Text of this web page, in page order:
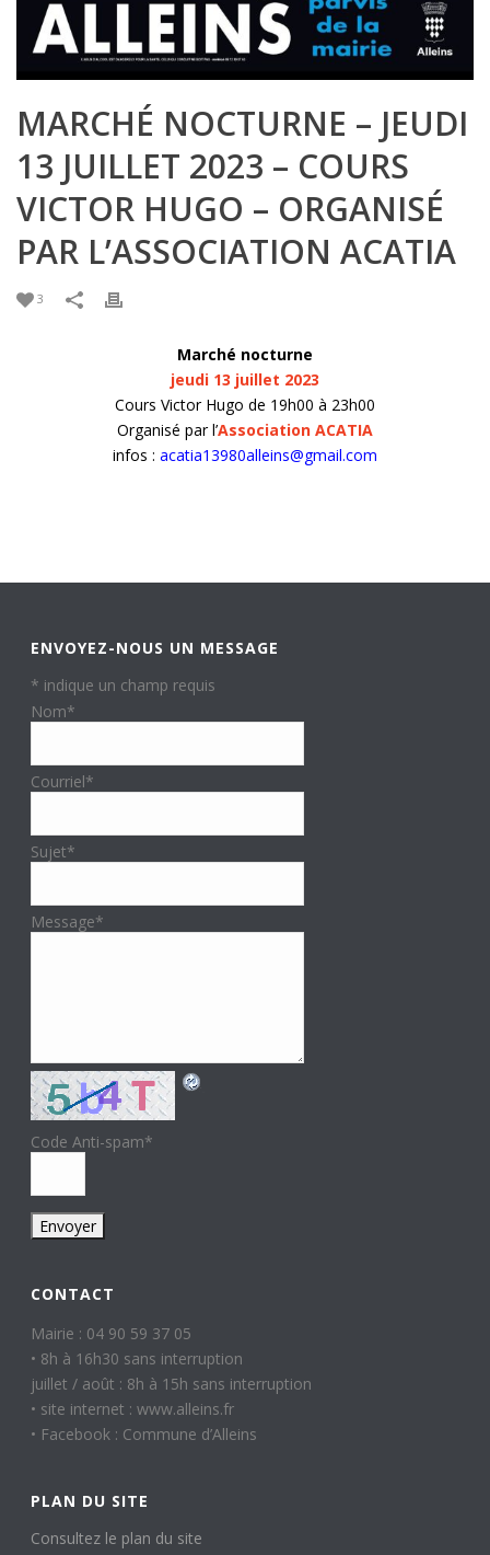
MARCHÉ NOCTURNE – JEUDI
13 JUILLET 2023 – COURS
VICTOR HUGO – ORGANISÉ
PAR L’ASSOCIATION ACATIA
3
Marché nocturne
jeudi 13 juillet 2023
Cours Victor Hugo de 19h00 à 23h00
Organisé par l’Association ACATIA
infos : acatia13980alleins@gmail.com
ENVOYEZ-NOUS UN MESSAGE
* indique un champ requis
Nom*
Courriel*
Sujet*
Message*
Code Anti-spam*
CONTACT
Mairie : 04 90 59 37 05
• 8h à 16h30 sans interruption
juillet / août : 8h à 15h sans interruption
• site internet : www.alleins.fr
• Facebook : Commune d’Alleins
PLAN DU SITE
Consultez le plan du site